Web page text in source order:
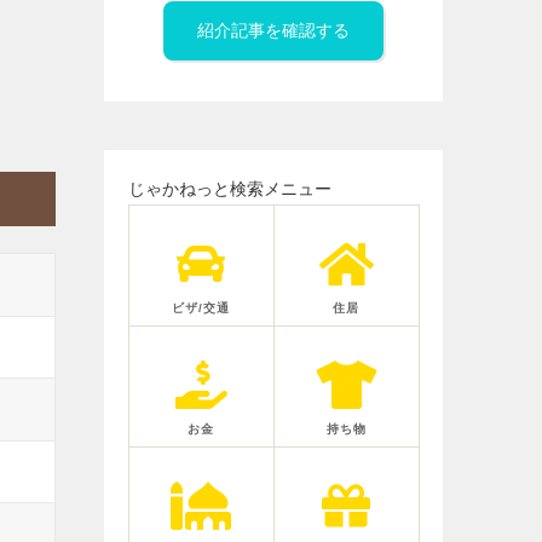
紹介記事を確認する
じゃかねっと検索メニュー
ビザ/交通 住居
お金 持ち物